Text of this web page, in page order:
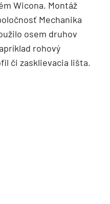
Wicona. Montáž
Mechanika
osem druhov
rohový
či zasklievacia lišta.